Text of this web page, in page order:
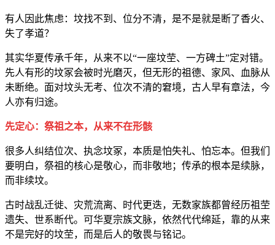
有人因此焦虑：坟找不到、位分不清，是不是就是断了香火、
失了孝道？
其实华夏传承千年，从来不以“一座坟茔、一方碑土”定对错。
先人有形的坟冢会被时光磨灭，但无形的祖德、家风、血脉从
未断绝。面对坟头无考、位次不清的窘境，古人早有章法，今
人亦有归途。
先定心：祭祖之本，从来不在形骸
很多人纠结位次、执念坟冢，本质是怕失礼、怕忘本。但我们
要明白，祭祖的核心是敬心，而非敬地；传承的根本是续脉，
而非续坟。
古时战乱迁徙、灾荒流离、时代更迭，无数家族都曾经历祖茔
遗失、世系断代。可华夏宗族文脉，依然代代绵延，靠的从来
不是完好的坟茔，而是后人的敬畏与铭记。